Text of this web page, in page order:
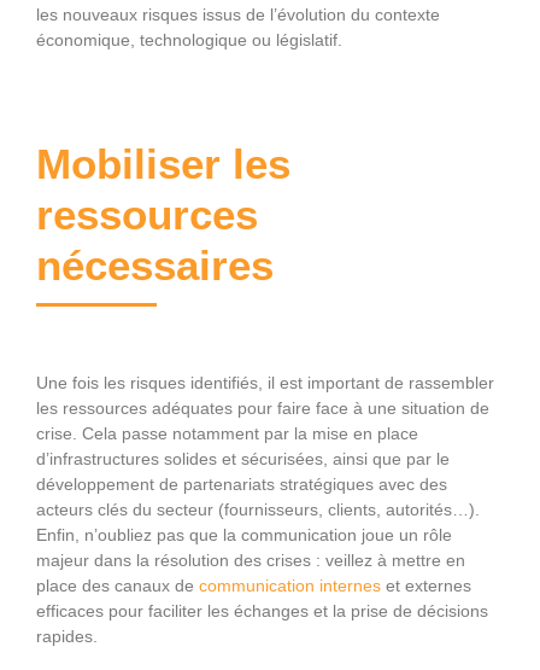
les nouveaux risques issus de l’évolution du contexte
économique, technologique ou législatif.
Mobiliser les
ressources
nécessaires
Une fois les risques identifiés, il est important de rassembler
les ressources adéquates pour faire face à une situation de
crise. Cela passe notamment par la mise en place
d’infrastructures solides et sécurisées, ainsi que par le
développement de partenariats stratégiques avec des
acteurs clés du secteur (fournisseurs, clients, autorités…).
Enfin, n’oubliez pas que la communication joue un rôle
majeur dans la résolution des crises : veillez à mettre en
place des canaux de communication internes et externes
efficaces pour faciliter les échanges et la prise de décisions
rapides.